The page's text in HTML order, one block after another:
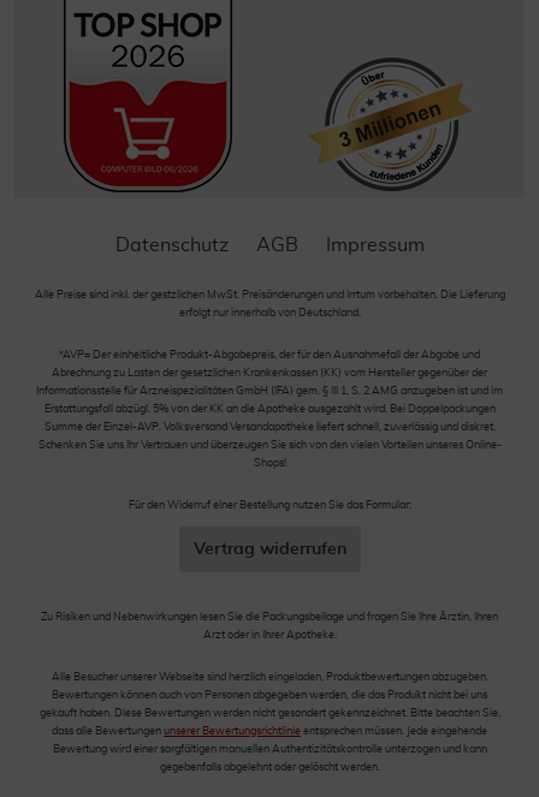
Datenschutz AGB Impressum
Alle Preise sind inkl. der gestzlichen MwSt. Preisänderungen und Irrtum vorbehalten. Die Lieferung
erfolgt nur innerhalb von Deutschland.
*AVP= Der einheitliche Produkt-Abgabepreis, der für den Ausnahmefall der Abgabe und
Abrechnung zu Lasten der gesetzlichen Krankenkassen (KK) vom Hersteller gegenüber der
Informationsstelle für Arzneispezialitäten GmbH (IFA) gem. § III 1, S. 2 AMG anzugeben ist und im
Erstattungsfall abzügl. 5% von der KK an die Apotheke ausgezahlt wird. Bei Doppelpackungen
Summe der Einzel-AVP. Volksversand Versandapotheke liefert schnell, zuverlässig und diskret.
Schenken Sie uns Ihr Vertrauen und überzeugen Sie sich von den vielen Vorteilen unseres Online-
Shops!
Für den Widerruf einer Bestellung nutzen Sie das Formular:
Vertrag widerrufen
Zu Risiken und Nebenwirkungen lesen Sie die Packungsbeilage und fragen Sie Ihre Ärztin, Ihren
Arzt oder in Ihrer Apotheke.
Alle Besucher unserer Webseite sind herzlich eingeladen, Produktbewertungen abzugeben.
Bewertungen können auch von Personen abgegeben werden, die das Produkt nicht bei uns
gekauft haben. Diese Bewertungen werden nicht gesondert gekennzeichnet. Bitte beachten Sie,
dass alle Bewertungen unserer Bewertungsrichtlinie entsprechen müssen. Jede eingehende
Bewertung wird einer sorgfältigen manuellen Authentizitätskontrolle unterzogen und kann
gegebenfalls abgelehnt oder gelöscht werden.